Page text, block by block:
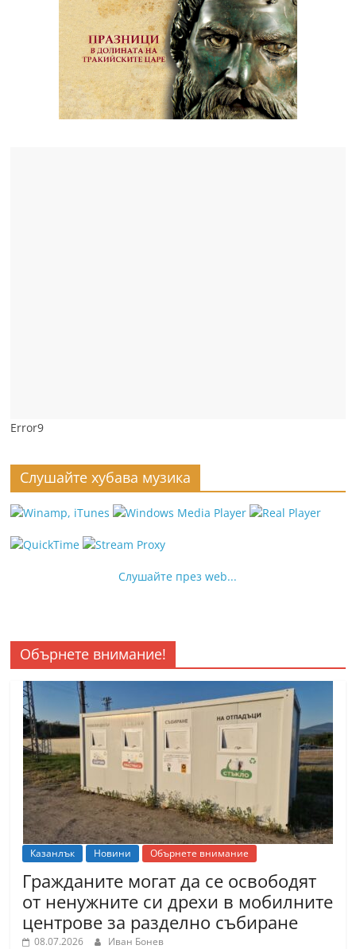
Error9
Слушайте хубава музика
Слушайте през web...
Обърнете внимание!
Казанлък Новини Обърнете внимание
Гражданите могат да се освободят
от ненужните си дрехи в мобилните
центрове за разделно събиране
08.07.2026 Иван Бонев